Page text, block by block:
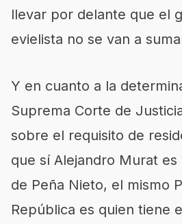
llevar por delante que el
evielista no se van a
Y en cuanto a la
Suprema Corte de
sobre el requisito de
que sí Alejandro Murat es
de Peña Nieto, el mismo
República es quien tiene